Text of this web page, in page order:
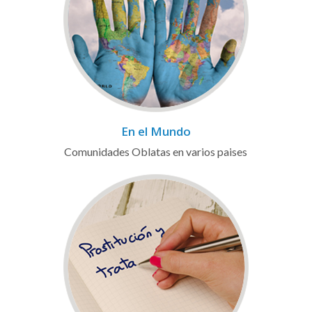
En el Mundo
Comunidades Oblatas en varios paises